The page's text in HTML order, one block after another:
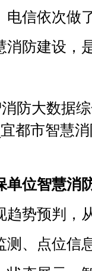
电信依次做
消防建设，
单位智慧消
趋势预判，
测、点位信